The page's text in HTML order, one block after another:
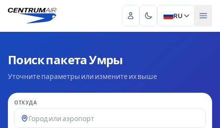
RU
Поиск пакета Умры
Уточните параметры или измените их выше
ОТКУДА